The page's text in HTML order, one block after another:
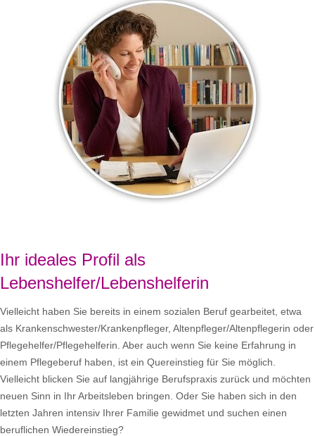
Ihr ideales Profil als
Lebenshelfer/Lebenshelferin
Vielleicht haben Sie bereits in einem sozialen Beruf gearbeitet, etwa
als Krankenschwester/Krankenpfleger, Altenpfleger/Altenpflegerin oder
Pflegehelfer/Pflegehelferin. Aber auch wenn Sie keine Erfahrung in
einem Pflegeberuf haben, ist ein Quereinstieg für Sie möglich.
Vielleicht blicken Sie auf langjährige Berufspraxis zurück und möchten
neuen Sinn in Ihr Arbeitsleben bringen. Oder Sie haben sich in den
letzten Jahren intensiv Ihrer Familie gewidmet und suchen einen
beruflichen Wiedereinstieg?